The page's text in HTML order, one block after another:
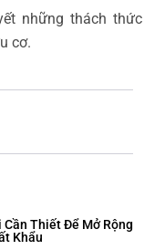
những thách thức
cơ.
Thiết Để Mở Rộng
Khẩu